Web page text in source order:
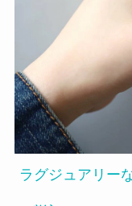
ラグジュアリー